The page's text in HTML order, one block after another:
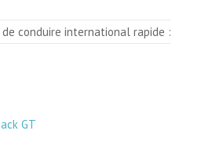
conduire international rapide :